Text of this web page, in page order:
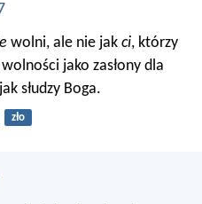
wolni, ale nie jakci, którzy
jako zasłony dla
słudzy Boga.
zło